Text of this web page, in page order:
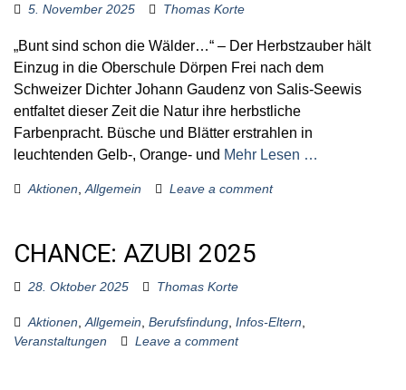
5. November 2025 Thomas Korte
„Bunt sind schon die Wälder…“ – Der Herbstzauber hält
Einzug in die Oberschule Dörpen Frei nach dem
Schweizer Dichter Johann Gaudenz von Salis-Seewis
entfaltet dieser Zeit die Natur ihre herbstliche
Farbenpracht. Büsche und Blätter erstrahlen in
leuchtenden Gelb-, Orange- und Mehr Lesen …
Aktionen Allgemein Leave a comment
CHANCE: AZUBI 2025
28. Oktober 2025 Thomas Korte
Aktionen Allgemein Berufsfindung Infos-Eltern
Veranstaltungen
Leave a comment